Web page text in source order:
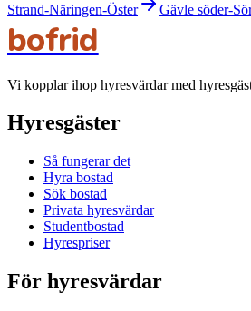
Strand-Näringen-Öster
Gävle söder-
bofrid
Vi kopplar ihop hyresvärdar med
Hyresgäster
Så fungerar det
Hyra bostad
Sök bostad
Privata hyresvärdar
Studentbostad
Hyrespriser
För hyresvärdar